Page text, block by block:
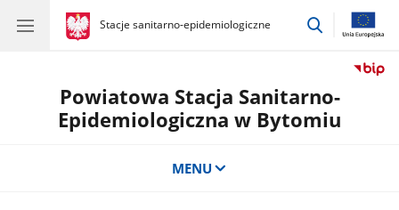
gov.pl
Stacje sanitarno-epidemiologiczne
gov.pl
Stacje
przejdź
Powiatowa Stacja Sanitarno-
Epidemiologiczna w Bytomiu
MENU